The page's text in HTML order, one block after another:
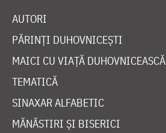
AUTORI
PĂRINȚI DUHOVNICEȘTI
MAICI CU VIAȚĂ DUHOVNICEASCĂ
TEMATICĂ
SINAXAR ALFABETIC
MĂNĂSTIRI ȘI BISERICI